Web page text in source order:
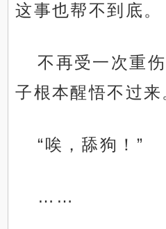
这事也帮不到底。
不再受一次重
子根本醒悟不过来
“唉，舔狗！”
……